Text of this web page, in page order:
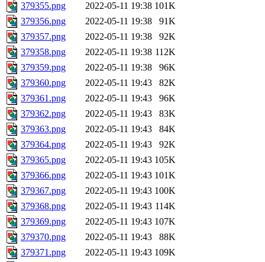
379355.png 2022-05-11 19:38 101K
379356.png
2022-05-11 19:38
91K
379357.png
2022-05-11 19:38
92K
379358.png
2022-05-11 19:38 112K
379359.png
2022-05-11 19:38
96K
379360.png
2022-05-11 19:43
82K
379361.png
2022-05-11 19:43
96K
379362.png
2022-05-11 19:43
83K
379363.png
2022-05-11 19:43
84K
379364.png
2022-05-11 19:43
92K
379365.png
2022-05-11 19:43 105K
379366.png
2022-05-11 19:43 101K
379367.png
2022-05-11 19:43 100K
379368.png
2022-05-11 19:43 114K
379369.png
2022-05-11 19:43 107K
379370.png
2022-05-11 19:43
88K
379371.png
2022-05-11 19:43 109K